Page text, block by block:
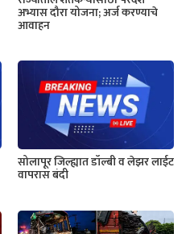
अभ्यास दौरा योजना; अर्ज करण्याचे
आवाहन
सोलापूर जिल्ह्यात डॉल्बी व लेझर लाईट
वापरास बंदी